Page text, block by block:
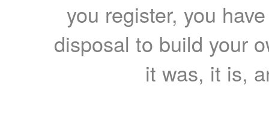
you register, you
disposal to build your
it was, it is,